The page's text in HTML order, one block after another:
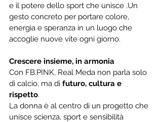
e il potere dello sport che unisce .Un
gesto concreto per portare colore,
energia e speranza in un luogo che
accoglie nuove vite ogni giorno.
Crescere insieme, in armonia
Con FB.PINK, Real Meda non parla solo
di calcio, ma di futuro, cultura e
rispetto.
La donna è al centro di un progetto che
unisce scienza, sport e sensibilità